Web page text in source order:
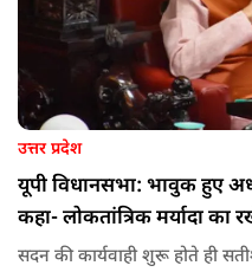
उत्तर प्रदेश
यूपी विधानसभा: भावुक हुए
कहा- लोकतांत्रिक मर्यादा का
सदन की कार्यवाही शुरू होते ही